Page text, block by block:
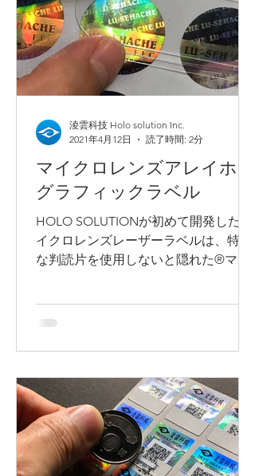
マイクロレンズアレイホロ
グラフィックラベル
HOLO SOLUTIONが初めて開発したマ
イクロレンズレーザーラベルは、特殊
な判読片を使用しないと隠れた®マー
れた商標やパターンをラベルに追加す
し、少量の注文にも対応してい...
淩雲科技 Holo solution Inc.
2021年4月12日
読了時間: 2分